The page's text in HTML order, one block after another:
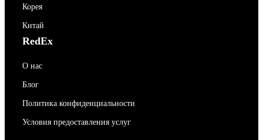
Корея
Китай
RedEx
О нас
Блог
Политика конфиденциальности
Условия предоставления услуг